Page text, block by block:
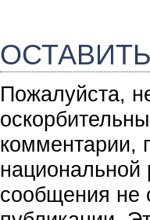
Пожалуйста,
комментарии,
национальной
сообщения не